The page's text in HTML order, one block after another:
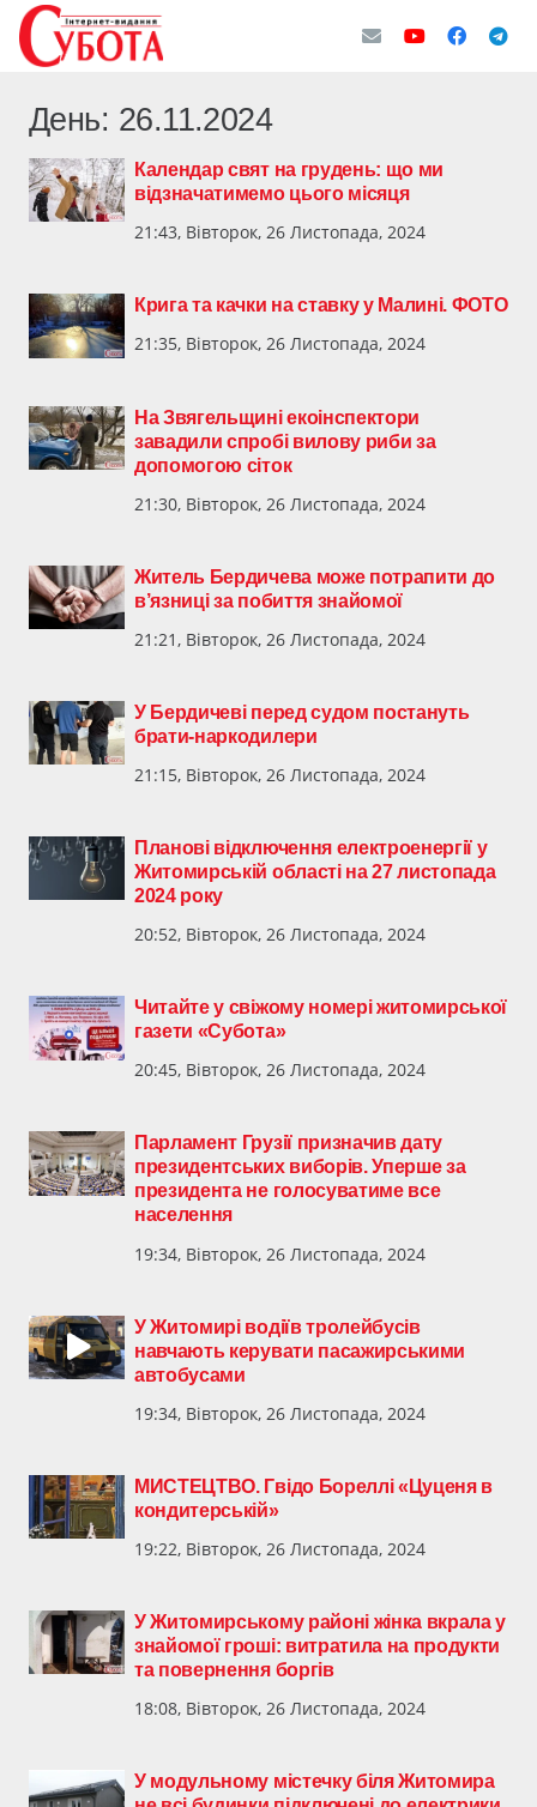
День: 26.11.2024
Календар свят на грудень: що ми
відзначатимемо цього місяця
21:43, Вівторок, 26 Листопада, 2024
Крига та качки на ставку у Малині. ФОТО
21:35, Вівторок, 26 Листопада, 2024
На Звягельщині екоінспектори
завадили спробі вилову риби за
допомогою сіток
21:30, Вівторок, 26 Листопада, 2024
Житель Бердичева може потрапити до
в’язниці за побиття знайомої
21:21, Вівторок, 26 Листопада, 2024
У Бердичеві перед судом постануть
брати-наркодилери
21:15, Вівторок, 26 Листопада, 2024
Планові відключення електроенергії у
Житомирській області на 27 листопада
2024 року
20:52, Вівторок, 26 Листопада, 2024
Читайте у свіжому номері житомирської
газети «Субота»
20:45, Вівторок, 26 Листопада, 2024
Парламент Грузії призначив дату
президентських виборів. Уперше за
президента не голосуватиме все
населення
19:34, Вівторок, 26 Листопада, 2024
У Житомирі водіїв тролейбусів
навчають керувати пасажирськими
автобусами
19:34, Вівторок, 26 Листопада, 2024
МИСТЕЦТВО. Гвідо Бореллі «Цуценя в
кондитерській»
19:22, Вівторок, 26 Листопада, 2024
У Житомирському районі жінка вкрала у
знайомої гроші: витратила на продукти
та повернення боргів
18:08, Вівторок, 26 Листопада, 2024
У модульному містечку біля Житомира